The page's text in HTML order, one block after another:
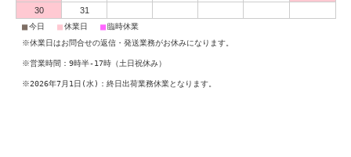
30
31
■今日 ■休業日 ■臨時休業
※休業日はお問合せの返信・発送業務がお休みになります。
※営業時間：9時半-17時（土日祝休み）
※2026年7月1日(水)：終日出荷業務休業となります。